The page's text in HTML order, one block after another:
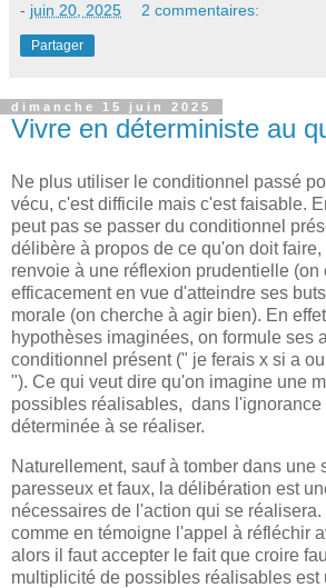
- juin 20, 2025 2 commentaires:
Partager
dimanche 15 juin 2025
Vivre en déterministe au
Ne plus utiliser le conditionnel passé
vécu, c'est difficile mais c'est faisable.
peut pas se passer du conditionnel
délibère à propos de ce qu'on doit faire,
renvoie à une réflexion prudentielle (on
efficacement en vue d'atteindre ses
morale (on cherche à agir bien). En
hypothèses imaginées, on formule ses
conditionnel présent (" je ferais x si a
"). Ce qui veut dire qu'on imagine une
possibles réalisables, dans l'ignorance
déterminée à se réaliser.
Naturellement, sauf à tomber dans une
paresseux et faux, la délibération est
nécessaires de l'action qui se
comme en témoigne l'appel à réfléchir
alors il faut accepter le fait que croire
multiplicité de possibles réalisables est